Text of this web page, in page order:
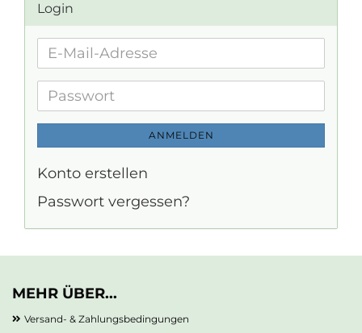
Login
E-
Adresse
Passwort
ANMELDEN
Konto erstellen
Passwort vergessen?
MEHR ÜBER...
Versand- & Zahlungsbedingungen